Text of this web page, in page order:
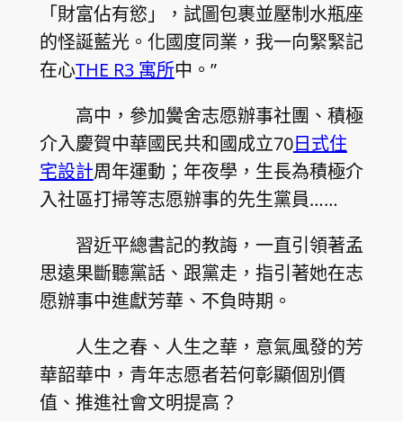
「財富佔有慾」，試圖包裹並壓制水瓶座
的怪誕藍光。化國度同業，我一向緊緊記
在心THE R3 寓所中。”
高中，參加黌舍志愿辦事社團、積極
介入慶賀中華國民共和國成立70日式住
宅設計周年運動；年夜學，生長為積極介
入社區打掃等志愿辦事的先生黨員……
習近平總書記的教誨，一直引領著孟
思遠果斷聽黨話、跟黨走，指引著她在志
愿辦事中進獻芳華、不負時期。
人生之春、人生之華，意氣風發的芳
華韶華中，青年志愿者若何彰顯個別價
值、推進社會文明提高？